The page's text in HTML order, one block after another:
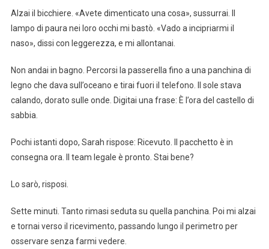
Alzai il bicchiere. «Avete dimenticato una cosa», sussurrai. Il
lampo di paura nei loro occhi mi bastò. «Vado a incipriarmi il
naso», dissi con leggerezza, e mi allontanai.
Non andai in bagno. Percorsi la passerella fino a una panchina di
legno che dava sull’oceano e tirai fuori il telefono. Il sole stava
calando, dorato sulle onde. Digitai una frase: È l’ora del castello di
sabbia.
Pochi istanti dopo, Sarah rispose: Ricevuto. Il pacchetto è in
consegna ora. Il team legale è pronto. Stai bene?
Lo sarò, risposi.
Sette minuti. Tanto rimasi seduta su quella panchina. Poi mi alzai
e tornai verso il ricevimento, passando lungo il perimetro per
osservare senza farmi vedere.